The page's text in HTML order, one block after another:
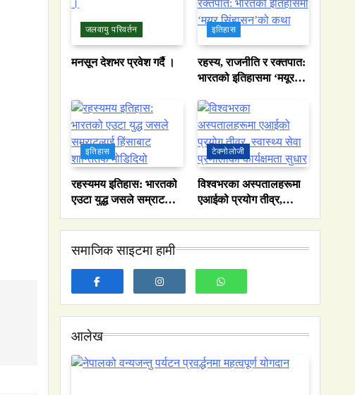
जलवायु परिवर्तन
मनसून देशभर प्रवेश गर्दै ।
इतिहास
रहस्य, राजनीति र रक्तपात:
भारतको इतिहासमा ‘मयूर
इतिहास
रहस्यमय इतिहास: भारतको
एउटा युद्ध जसले सम्राटलाई
मोडिदियो
टेक्नोलोजी
विश्वभरका अस्पतालहरूमा
एआईको प्रयोग तीव्र,
कार्यक्षमता सुधार
समाजिक साइटमा हामी
आलेख